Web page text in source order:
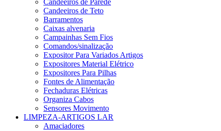
Candeeiros de Parede
Candeeiros de Teto
Barramentos
Caixas alvenaria
Campainhas Sem Fios
Comandos/sinalização
Expositor Para Variados Artigos
Expositores Material Elétrico
Expositores Para Pilhas
Fontes de Alimentação
Fechaduras Elétricas
Organiza Cabos
Sensores Movimento
LIMPEZA-ARTIGOS LAR
Amaciadores